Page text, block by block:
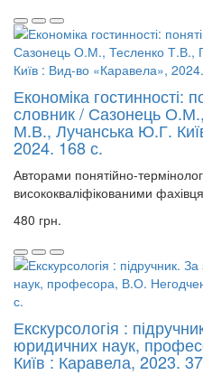
Економіка гостинності:
словник / Сазонець
М.В., Лучанська Ю.Г.
2024. 168 с.
Авторами понятійно-
висококваліфікованими
480 грн.
Екскурсологія :
юридичних наук,
Київ : Каравела, 2023.